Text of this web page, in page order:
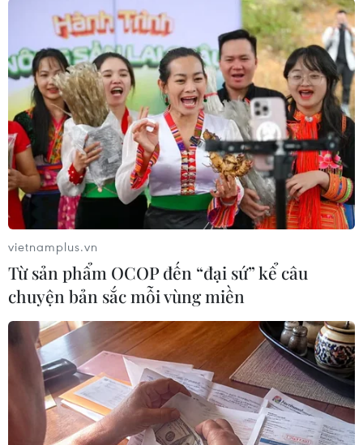
hợp để thống nhất về phương án, thủ tục giao
mỏ cho nhà thầu triển khai các thủ tục để khai
thác.
Dự án thành phần 4 (Sóc Trăng) tổng nhu cầu
vật liệu khoảng 7,56 triệu m3 (năm 2023 cần
1,52 triệu m3; năm 2024 là 3,4 triệu m3 và năm
2025 cần thêm 2,64 triệu m3). Tỉnh Sóc Trăng đã
có phương án bố trí các mỏ trên địa bàn để
cung cấp đủ cát cho dự án./.
Dự án Cao tốc Châu Đốc-Cần Thơ-Sóc Trăng tổng
chiều dài khoảng 189,4km được chia làm 4 dự
án thành phần đi qua 4 tỉnh, thành phố gồm An
Giang dài 57km, thành phố Cần Thơ dài 37,4km,
Hậu Giang dài 36,68km, Sóc Trăng dài 58,4km;
quy mô phân kỳ 4 làn xe rộng 17m.
Công trình này có tổng mức đầu tư là 44.691 tỷ
đồng; cơ bản hoàn thành năm 2026 và hoàn
thành đưa vào khai thác năm 2027.
vietnamplus.vn
Từ sản phẩm OCOP đến “đại sứ” kể câu
chuyện bản sắc mỗi vùng miền